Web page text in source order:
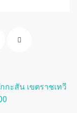
NEXT
กะสัน เขตราชเทวี